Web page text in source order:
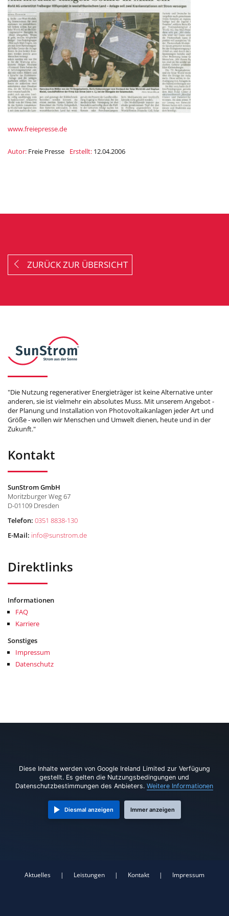
www.freiepresse.de
Autor: Freie Presse Erstellt: 12.04.2006
ZURÜCK ZUR ÜBERSICHT
"Die Nutzung regenerativer Energieträger ist keine Alternative unter
anderen, sie ist vielmehr ein absolutes Muss. Mit unserem Angebot -
der Planung und Installation von Photovoltaikanlagen jeder Art und
Größe - wollen wir Menschen und Umwelt dienen, heute und in der
Zukunft."
Kontakt
SunStrom GmbH
Moritzburger Weg 67
D-01109 Dresden
Telefon: 0351 8838-130
E-Mail: info@sunstrom.de
Direktlinks
Informationen
FAQ
Karriere
Sonstiges
Impressum
Datenschutz
Diese Inhalte werden von Google Ireland Limited zur Verfügung
gestellt. Es gelten die Nutzungsbedingungen und
Datenschutzbestimmungen des Anbieters.Weitere Informationen
Diesmal anzeigen Immer anzeigen
Aktuelles | Leistungen | Kontakt | Impressum